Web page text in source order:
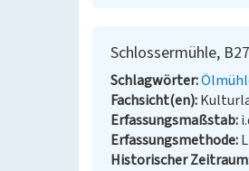
Schlossermühle,
Schlagwörter
Fachsicht(en)
Erfassungsmaßstab
Erfassungsmethode
Historischer Zeitraum